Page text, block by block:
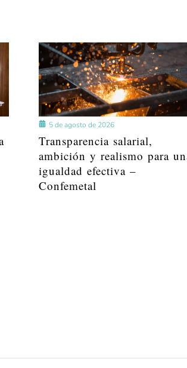
5 de agosto de 2026
Transparencia salarial,
ambición y realismo para
igualdad efectiva –
Confemetal